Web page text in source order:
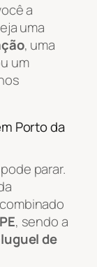
a
uma
, uma
um
Porto da
parar.
, sendo a
de